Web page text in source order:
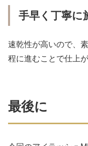
手早く丁寧に
速乾性が高いので、
程に進むことで仕上
最後に